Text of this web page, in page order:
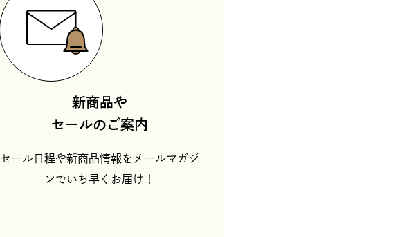
新商品や
セールのご案内
セール日程や新商品情報をメールマガジ
ンでいち早くお届け！